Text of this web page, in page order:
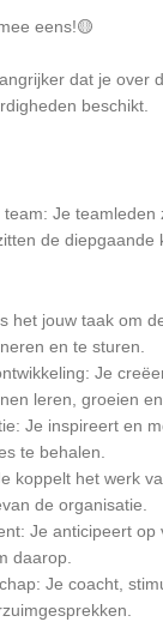
eens!🟡
dat je over
beschikt.
Je teamleden
de diepgaande
het jouw taak om
en te sturen.
Je
leren, groeien
Je inspireert en
te behalen.
koppelt het werk
de organisatie.
Je anticipeert op
daarop.
Je coacht,